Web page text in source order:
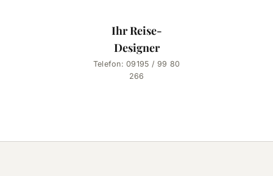
Ihr Reise-
Designer
Telefon: 09195 / 99 80
266